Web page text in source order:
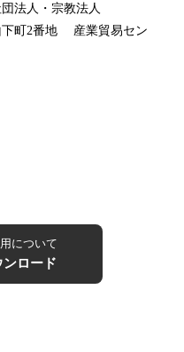
法人・宗教法人
下町2番地 産業貿易セン
について
ンロード